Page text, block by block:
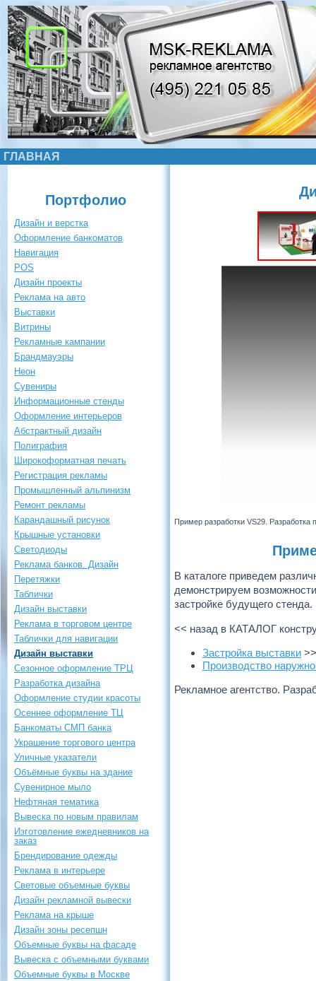
ГЛАВНАЯ
Портфолио
Дизайн и верстка
Оформление банкоматов
Навигация
POS
Дизайн проекты
Реклама на авто
Выставки
Витрины
Рекламные кампании
Брандмауэры
Неон
Сувениры
Информационные стенды
Оформление интерьеров
Абстрактный дизайн
Полиграфия
Широкоформатная печать
Регистрация рекламы
Промышленный альпинизм
Ремонт рекламы
Карандашный рисунок
Крышные установки
Светодиоды
Реклама банков. Дизайн
Перетяжки
Таблички
Дизайн выставки
Реклама в торговом центре
Таблички для навигации
Дизайн выставки
Сезонное оформление ТРЦ
Разработка дизайна
Оформление студии красоты
Осеннее оформление ТЦ
Банкоматы СМП банка
Украшение торгового центра
Уличные указатели
Объёмные буквы на здание
Сувенирное мыло
Нефтяная тематика
Вывеска по новым правилам
Изготовление ежедневников на
заказ
Брендирование одежды
Реклама в интерьере
Световые объемные буквы
Дизайн рекламной вывески
Реклама на крыше
Дизайн зоны ресепшн
Объемные буквы на фасаде
Вывеска с объемными буквами
Объемные буквы в Москве
Пример разработки VS29. Разработка
В каталоге приведем
демонстрируем
застройке будущего
<< назад в КАТАЛОГ
Застройка выставки >>
Производство
Рекламное агентство.